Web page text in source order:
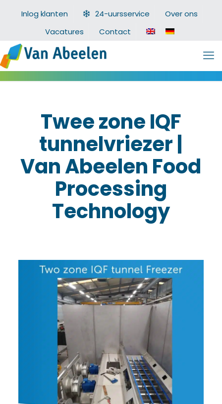
Inlog klanten 24-uursservice
Over ons
Vacatures
Contact
Twee zone IQF
tunnelvriezer |
Van Abeelen Food
Processing
Technology